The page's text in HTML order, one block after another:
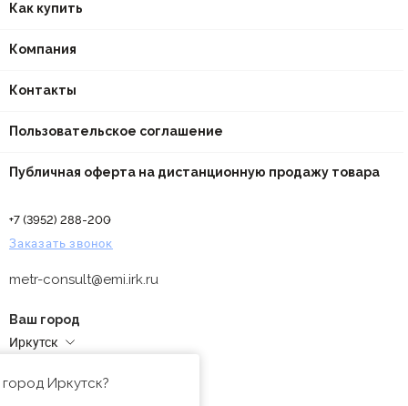
Как купить
Компания
Контакты
Пользовательское соглашение
Публичная оферта на дистанционную продажу товара
+7 (3952) 288-200
Заказать звонок
metr-consult@emi.irk.ru
Ваш город
Иркутск
Иркутск?